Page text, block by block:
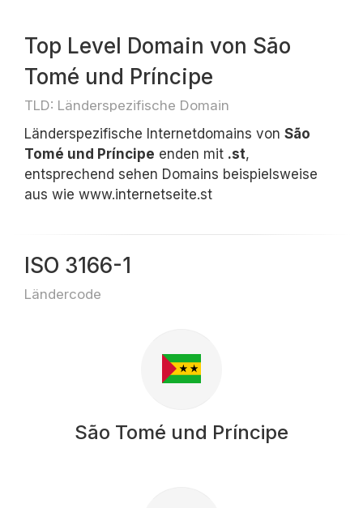
Top Level Domain von São
Tomé und Príncipe
TLD: Länderspezifische Domain
Länderspezifische Internetdomains von São
Tomé und Príncipe enden mit .st,
entsprechend sehen Domains beispielsweise
aus wie www.internetseite.st
ISO 3166-1
Ländercode
São Tomé und Príncipe